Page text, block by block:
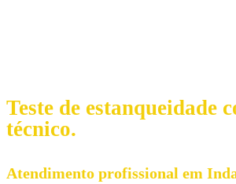
Teste de estanqueidade
técnico.
Atendimento profissional em